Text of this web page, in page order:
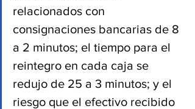
relacionados con
consignaciones bancarias de 8
a 2 minutos; el tiempo para el
reintegro en cada caja se
redujo de 25 a 3 minutos; y el
riesgo que el efectivo recibido